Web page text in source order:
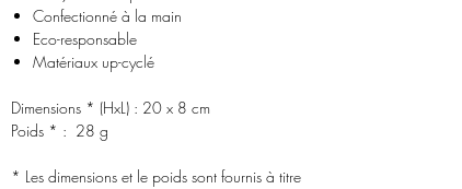
Confectionné à la main
Eco-responsable
Matériaux up-cyclé
Dimensions * (HxL) : 20 x 8 cm
Poids * : 28 g
* Les dimensions et le poids sont fournis à titre